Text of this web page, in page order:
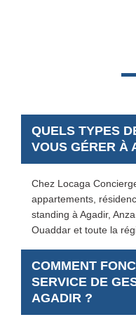
QUELS TYPES
VOUS GÉRER À
Chez Locaga
appartements,
standing à Agadir,
Ouaddar et toute la
COMMENT
SERVICE DE
AGADIR ?